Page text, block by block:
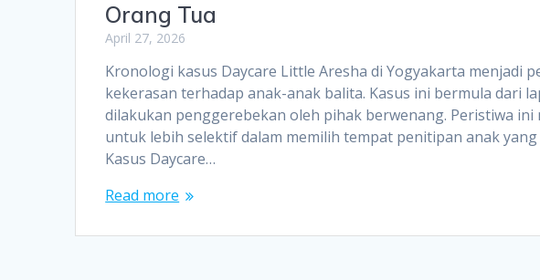
Orang Tua
April 27, 2026
Kronologi kasus Daycare Little Aresha di Yogyakarta menjadi
kekerasan terhadap anak-anak balita. Kasus ini bermula dari
dilakukan penggerebekan oleh pihak berwenang. Peristiwa
untuk lebih selektif dalam memilih tempat penitipan anak
Kasus Daycare…
Read more